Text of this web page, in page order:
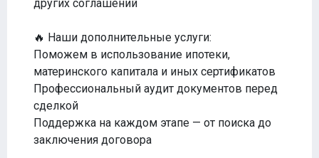
других соглашений
🔥 Наши дополнительные услуги:
Поможем в использование ипотеки,
материнского капитала и иных сертификатов
Профессиональный аудит документов перед
сделкой
Поддержка на каждом этапе — от поиска до
заключения договора